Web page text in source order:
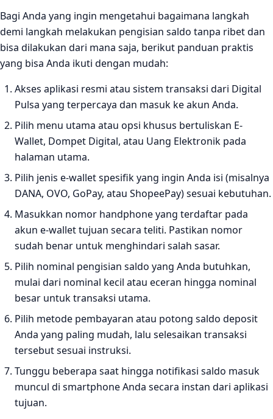
Bagi Anda yang ingin mengetahui bagaimana langkah
demi langkah melakukan pengisian saldo tanpa ribet dan
bisa dilakukan dari mana saja, berikut panduan praktis
yang bisa Anda ikuti dengan mudah:
Akses aplikasi resmi atau sistem transaksi dari Digital
Pulsa yang terpercaya dan masuk ke akun Anda.
Pilih menu utama atau opsi khusus bertuliskan E-
Wallet, Dompet Digital, atau Uang Elektronik pada
halaman utama.
Pilih jenis e-wallet spesifik yang ingin Anda isi (misalnya
DANA, OVO, GoPay, atau ShopeePay) sesuai kebutuhan.
Masukkan nomor handphone yang terdaftar pada
akun e-wallet tujuan secara teliti. Pastikan nomor
sudah benar untuk menghindari salah sasar.
Pilih nominal pengisian saldo yang Anda butuhkan,
mulai dari nominal kecil atau eceran hingga nominal
besar untuk transaksi utama.
Pilih metode pembayaran atau potong saldo deposit
Anda yang paling mudah, lalu selesaikan transaksi
tersebut sesuai instruksi.
Tunggu beberapa saat hingga notifikasi saldo masuk
muncul di smartphone Anda secara instan dari aplikasi
tujuan.